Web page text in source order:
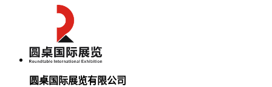
圆桌国际展览有限公司